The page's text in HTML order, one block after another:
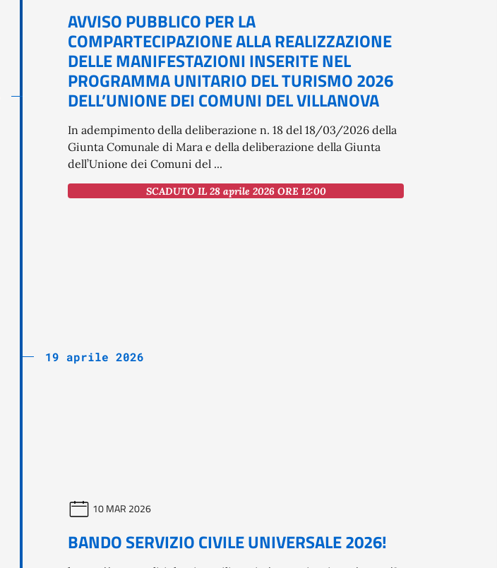
AVVISO PUBBLICO PER LA
COMPARTECIPAZIONE ALLA REALIZZAZIONE
DELLE MANIFESTAZIONI INSERITE NEL
PROGRAMMA UNITARIO DEL TURISMO 2026
DELL’UNIONE DEI COMUNI DEL VILLANOVA
In adempimento della deliberazione n. 18 del 18/03/2026 della
Giunta Comunale di Mara e della deliberazione della Giunta
dell’Unione dei Comuni del ...
SCADUTO IL 28 aprile 2026 ORE 12:00
19 aprile 2026
10 MAR 2026
BANDO SERVIZIO CIVILE UNIVERSALE 2026!